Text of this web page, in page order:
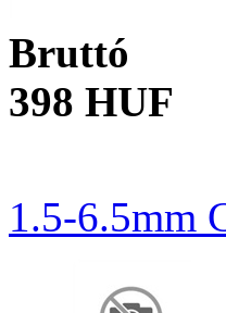
Bruttó
398 HUF
1.5-6.5mm